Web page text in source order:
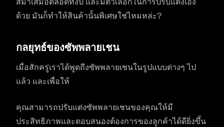
ด้วย มันก็ทำให้สินค้านั้นพิเศษใช่ไหมหล่ะ?
กลยุทธ์ของซัพพลายเชน
เมื่อสักครู่เราได้พูดถึงซัพพลายเชนในรูปแบบต่างๆ ไป
แล้ว และเพื่อให้
คุณสามารถปรับแต่งซัพพลายเชนของคุณให้มี
ประสิทธิภาพและตอบสนองต้องการของลูกค้าได้ดียิ่งขึ้น